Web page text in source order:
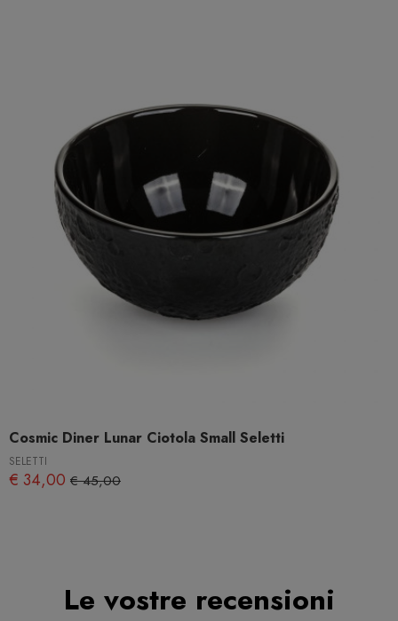
Cosmic Diner Lunar Ciotola Small Seletti
SELETTI
€ 34,00 € 45,00
Le vostre recensioni